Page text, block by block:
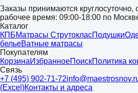
Заказы принимаются круглосуточно,
рабочее время: 09:00-18:00 по
Каталог
КПБМатрасы СтрутокласПодушки
бельеВатные матрасы
Покупателям
КорзинаИзбранноеПоискПолитика
Связь
+7 (495) 902-71-72
(Excel)Контакты и адреса